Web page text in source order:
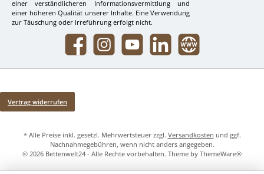
einer verständlicheren Informationsvermittlung und
einer höheren Qualität unserer Inhalte. Eine Verwendung
zur Täuschung oder Irreführung erfolgt nicht.
Facebook InstagramYouTube LinkedIn Website
Vertrag widerrufen
* Alle Preise inkl. gesetzl. Mehrwertsteuer zzgl. Versandkosten und ggf.
Nachnahmegebühren, wenn nicht anders angegeben.
© 2026 Bettenwelt24 - Alle Rechte vorbehalten. Theme by ThemeWare®